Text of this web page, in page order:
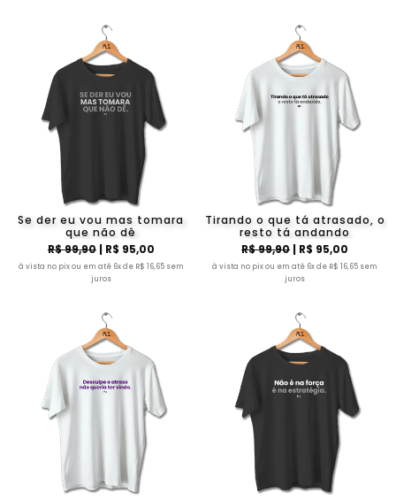
Se der eu vou mas tomara
que não dê
R$ 99,90| R$ 95,00
à vista no pix ou em até 6x de R$ 16,65 sem
juros
Tirando o que tá atrasado, o
resto tá andando
R$ 99,90| R$ 95,00
à vista no pix ou em até 6x de R$ 16,65 sem
juros